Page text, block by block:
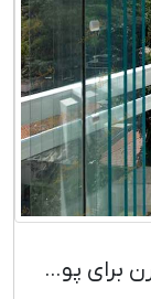
شیشه بالکن ریلی تاشو | راهکار مدرن برای پوشش بالکن